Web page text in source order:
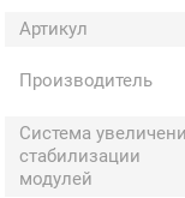
Артикул
Производитель
Система
стабилизации
модулей